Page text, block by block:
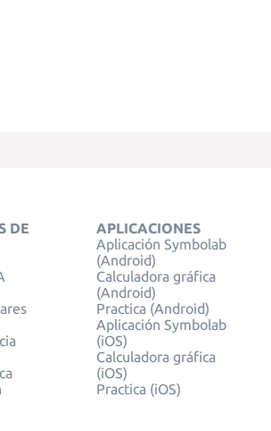
DE
APLICACIONES
Aplicación Symbolab
(Android)
Calculadora gráfica
(Android)
Practica (Android)
Aplicación Symbolab
(iOS)
Calculadora gráfica
(iOS)
Practica (iOS)